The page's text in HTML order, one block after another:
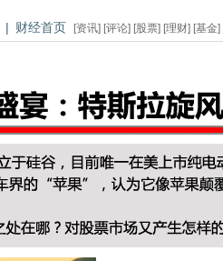
| 财经首页 [资讯] [评论] [股票] [理财] [基金]